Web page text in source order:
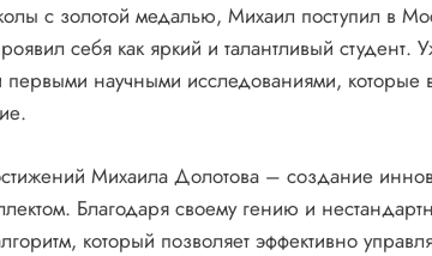
с золотой медалью, Михаил поступил в
себя как яркий и талантливый
первыми научными исследованиями, которые
Михаила Долотова – создание
Благодаря своему гению и
который позволяет эффективно